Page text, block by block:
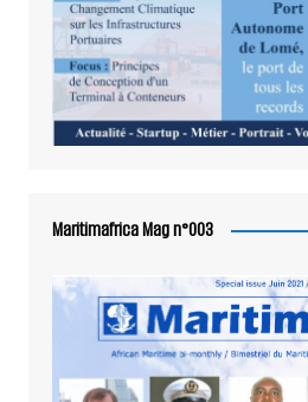
Maritimafrica Mag n°003